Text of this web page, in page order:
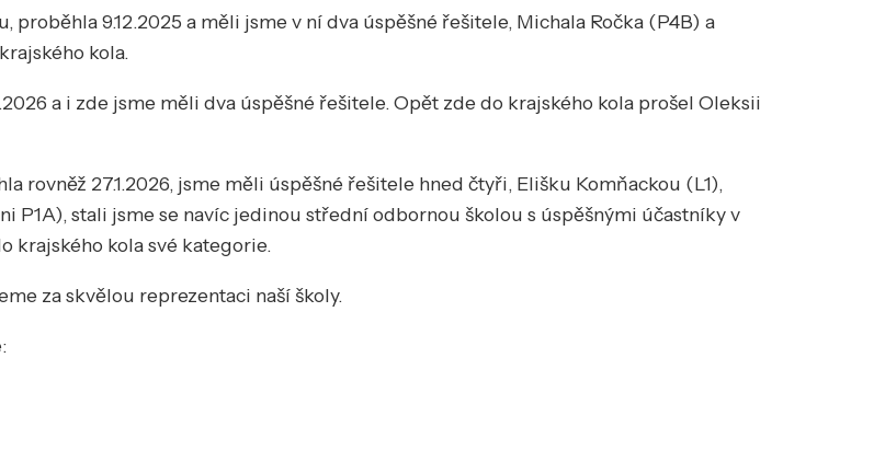
9.12.2025 a měli jsme v ní dva úspěšné řešitele, Michala Ročka (P4B) a
kola.
a i zde jsme měli dva úspěšné řešitele. Opět zde do krajského kola prošel Oleksii
rovněž 27.1.2026, jsme měli úspěšné řešitele hned čtyři, Elišku Komňackou (L1),
P1A), stali jsme se navíc jedinou střední odbornou školou s úspěšnými účastníky v
krajského kola své kategorie.
za skvělou reprezentaci naší školy.